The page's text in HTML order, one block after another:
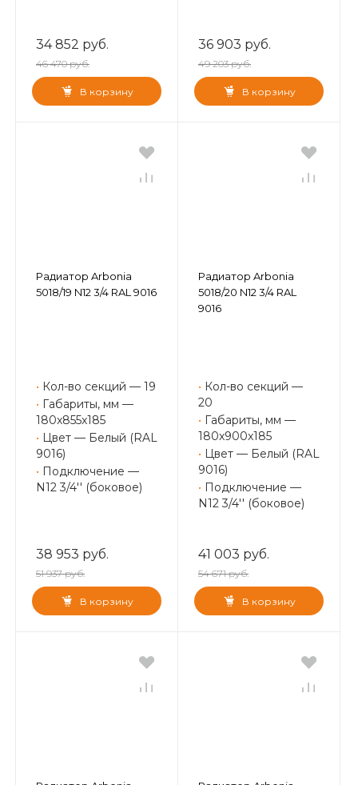
34 852 руб.
46 470 руб.
В корзину
36 903 руб.
49 203 руб.
В корзину
Радиатор Arbonia
5018/19 N12 3/4 RAL 9016
• Кол-во секций — 19
• Габариты, мм —
180x855x185
• Цвет — Белый (RAL
9016)
• Подключение —
N12 3/4'' (боковое)
38 953 руб.
51 937 руб.
В корзину
Радиатор Arbonia
5018/20 N12 3/4 RAL
9016
• Кол-во секций —
20
• Габариты, мм —
180x900x185
• Цвет — Белый (RAL
9016)
• Подключение —
N12 3/4'' (боковое)
41 003 руб.
54 671 руб.
В корзину